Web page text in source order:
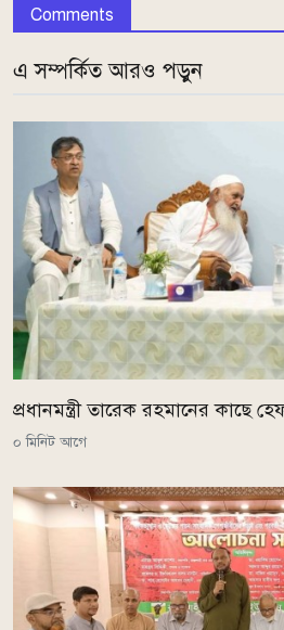
Comments
এ সম্পর্কিত আরও পড়ুন
প্রধানমন্ত্রী তারেক রহমানের কাছে
০ মিনিট আগে